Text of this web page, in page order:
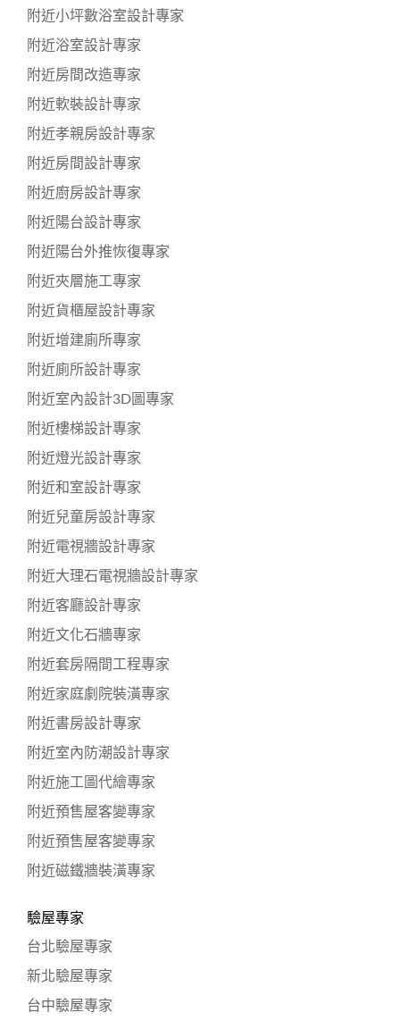
附近小坪數浴室設計專家
附近浴室設計專家
附近房間改造專家
附近軟裝設計專家
附近孝親房設計專家
附近房間設計專家
附近廚房設計專家
附近陽台設計專家
附近陽台外推恢復專家
附近夾層施工專家
附近貨櫃屋設計專家
附近增建廁所專家
附近廁所設計專家
附近室內設計3D圖專家
附近樓梯設計專家
附近燈光設計專家
附近和室設計專家
附近兒童房設計專家
附近電視牆設計專家
附近大理石電視牆設計專家
附近客廳設計專家
附近文化石牆專家
附近套房隔間工程專家
附近家庭劇院裝潢專家
附近書房設計專家
附近室內防潮設計專家
附近施工圖代繪專家
附近預售屋客變專家
附近預售屋客變專家
附近磁鐵牆裝潢專家
驗屋專家
台北驗屋專家
新北驗屋專家
台中驗屋專家